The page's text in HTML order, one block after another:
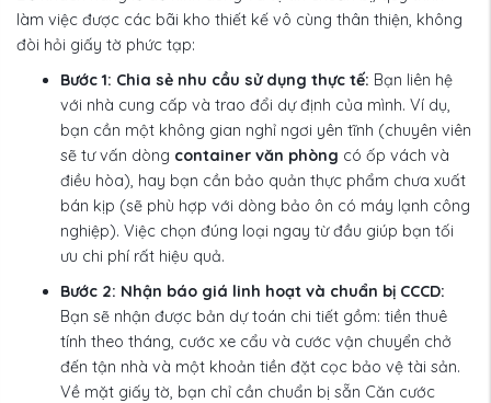
làm việc được các bãi kho thiết kế vô cùng thân thiện, không
đòi hỏi giấy tờ phức tạp:
Bước 1: Chia sẻ nhu cầu sử dụng thực tế: Bạn liên hệ
với nhà cung cấp và trao đổi dự định của mình. Ví dụ,
bạn cần một không gian nghỉ ngơi yên tĩnh (chuyên viên
sẽ tư vấn dòng container văn phòng có ốp vách và
điều hòa), hay bạn cần bảo quản thực phẩm chưa xuất
bán kịp (sẽ phù hợp với dòng bảo ôn có máy lạnh công
nghiệp). Việc chọn đúng loại ngay từ đầu giúp bạn tối
ưu chi phí rất hiệu quả.
Bước 2: Nhận báo giá linh hoạt và chuẩn bị CCCD:
Bạn sẽ nhận được bản dự toán chi tiết gồm: tiền thuê
tính theo tháng, cước xe cẩu và cước vận chuyển chở
đến tận nhà và một khoản tiền đặt cọc bảo vệ tài sản.
Về mặt giấy tờ, bạn chỉ cần chuẩn bị sẵn Căn cước